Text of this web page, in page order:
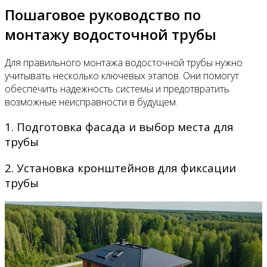
Пошаговое руководство по
монтажу водосточной трубы
Для правильного монтажа водосточной трубы нужно
учитывать несколько ключевых этапов. Они помогут
обеспечить надежность системы и предотвратить
возможные неисправности в будущем.
1. Подготовка фасада и выбор места для
трубы
2. Установка кронштейнов для фиксации
трубы